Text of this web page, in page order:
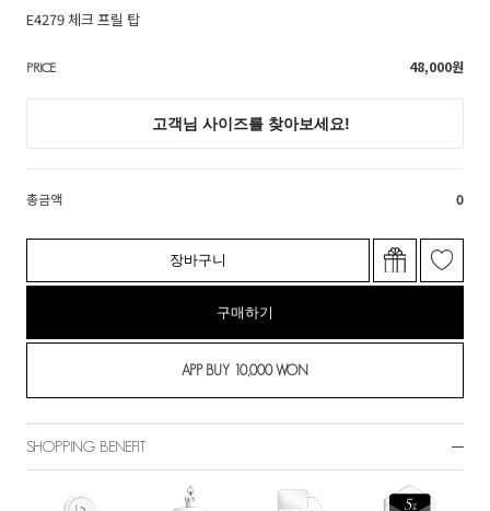
E4279 체크 프릴 탑
PRICE 48,000원
총금액 0
장바구니
구매하기
SHOPPING BENEFIT